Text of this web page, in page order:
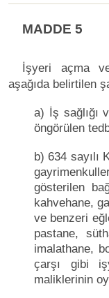
MADDE 5
İşyeri açma
aşağıda belirtilen
a) İş sağlığı
öngörülen
b) 634 sayılı
gösterilen
kahvehane,
ve benzeri
pastane,
imalathane,
çarşı gibi
maliklerinin